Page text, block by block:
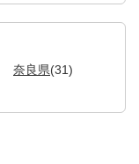
奈良県(31)